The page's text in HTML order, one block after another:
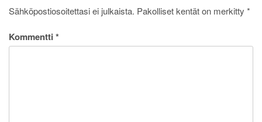
Sähköpostiosoitettasi ei julkaista. Pakolliset kentät on merkitty *
Kommentti *